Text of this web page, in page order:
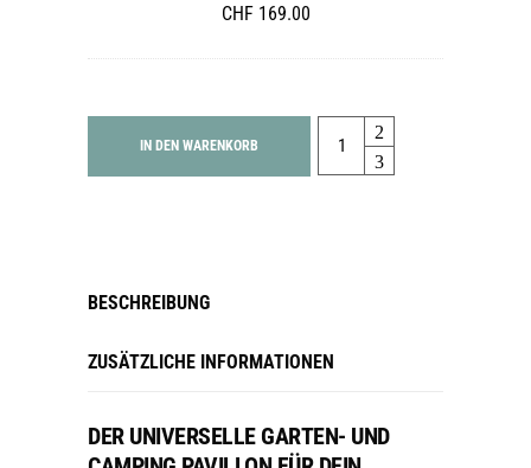
CHF169.00
Quantity
IN DEN WARENKORB
BESCHREIBUNG
ZUSÄTZLICHE INFORMATIONEN
DER UNIVERSELLE GARTEN- UND